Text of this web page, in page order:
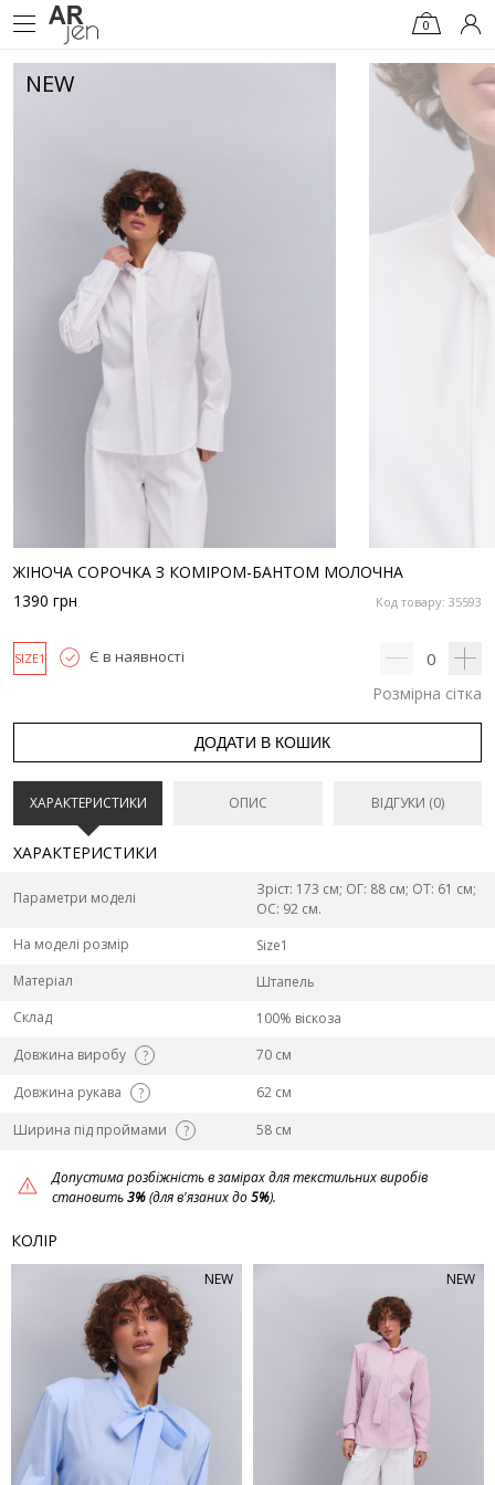
0
NEW
ЖІНОЧА СОРОЧКА З КОМІРОМ-БАНТОМ МОЛОЧНА
Код товару: 35593
1390 грн
SIZE1 Є в наявності 0
Розмірна сітка
ДОДАТИ В КОШИК
ХАРАКТЕРИСТИКИ ОПИС ВІДГУКИ (0)
ХАРАКТЕРИСТИКИ
Параметри моделі
Зріст: 173 см; ОГ: 88 см; ОТ: 61 см;
ОС: 92 см.
На моделі розмір
Size1
Матеріал
Штапель
Склад
100% віскоза
Довжина виробу
?
70 см
Довжина рукава
?
62 см
Ширина під проймами
? 58 см
Допустима розбіжність в замірах для текстильних виробів
становить3%(для в'язаних до5%).
КОЛІР
NEW NEW